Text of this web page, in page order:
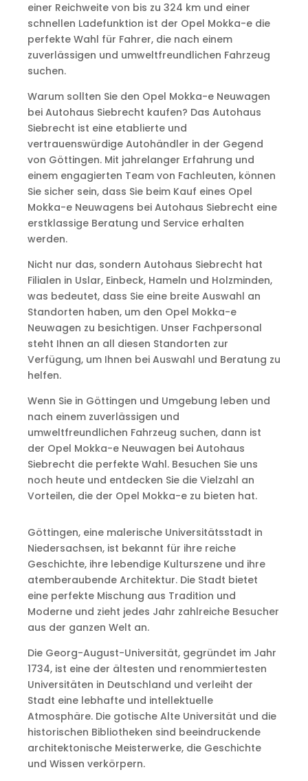
einer Reichweite von bis zu 324 km und einer
schnellen Ladefunktion ist der Opel Mokka-e die
perfekte Wahl für Fahrer, die nach einem
zuverlässigen und umweltfreundlichen Fahrzeug
suchen.
Warum sollten Sie den Opel Mokka-e Neuwagen
bei Autohaus Siebrecht kaufen? Das Autohaus
Siebrecht ist eine etablierte und
vertrauenswürdige Autohändler in der Gegend
von Göttingen. Mit jahrelanger Erfahrung und
einem engagierten Team von Fachleuten, können
Sie sicher sein, dass Sie beim Kauf eines Opel
Mokka-e Neuwagens bei Autohaus Siebrecht eine
erstklassige Beratung und Service erhalten
werden.
Nicht nur das, sondern Autohaus Siebrecht hat
Filialen in Uslar, Einbeck, Hameln und Holzminden,
was bedeutet, dass Sie eine breite Auswahl an
Standorten haben, um den Opel Mokka-e
Neuwagen zu besichtigen. Unser Fachpersonal
steht Ihnen an all diesen Standorten zur
Verfügung, um Ihnen bei Auswahl und Beratung zu
helfen.
Wenn Sie in Göttingen und Umgebung leben und
nach einem zuverlässigen und
umweltfreundlichen Fahrzeug suchen, dann ist
der Opel Mokka-e Neuwagen bei Autohaus
Siebrecht die perfekte Wahl. Besuchen Sie uns
noch heute und entdecken Sie die Vielzahl an
Vorteilen, die der Opel Mokka-e zu bieten hat.
Göttingen, eine malerische Universitätsstadt in
Niedersachsen, ist bekannt für ihre reiche
Geschichte, ihre lebendige Kulturszene und ihre
atemberaubende Architektur. Die Stadt bietet
eine perfekte Mischung aus Tradition und
Moderne und zieht jedes Jahr zahlreiche Besucher
aus der ganzen Welt an.
Die Georg-August-Universität, gegründet im Jahr
1734, ist eine der ältesten und renommiertesten
Universitäten in Deutschland und verleiht der
Stadt eine lebhafte und intellektuelle
Atmosphäre. Die gotische Alte Universität und die
historischen Bibliotheken sind beeindruckende
architektonische Meisterwerke, die Geschichte
und Wissen verkörpern.